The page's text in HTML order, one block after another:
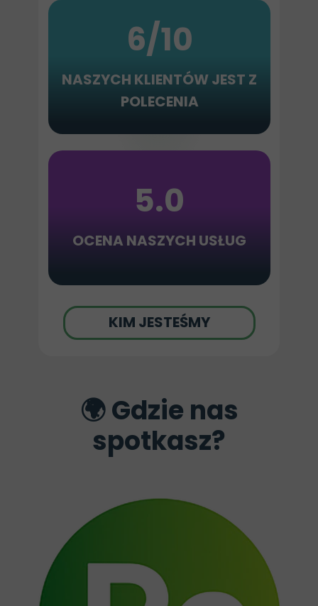
🌍 Gdzie nas
spotkasz?
KIM JESTEŚMY
5.0
OCENA NASZYCH USŁUG
6/10
NASZYCH KLIENTÓW JEST Z
POLECENIA